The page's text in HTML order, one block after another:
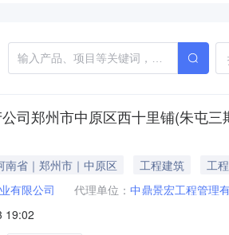
司郑州市中原区西十里铺(朱屯
南省｜郑州市｜中原区 工程建筑
工程
有限公司 代理单位： 中鼎景宏工程管理
19:02